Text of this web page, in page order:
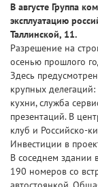
В августе Группа
эксплуатацию
Таллинской, 11.
Разрешение на
осенью прошлого
Здесь
крупных
кухни, служба
презентаций. В
клуб и Российско-
Инвестиции в
В соседнем здании
190 номеров со